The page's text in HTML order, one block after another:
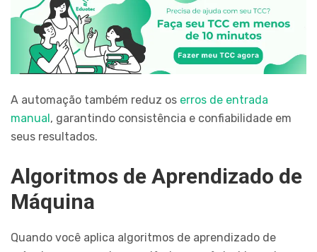
A automação também reduz os erros de entrada
manual, garantindo consistência e confiabilidade em
seus resultados.
Algoritmos de Aprendizado de
Máquina
Quando você aplica algoritmos de aprendizado de